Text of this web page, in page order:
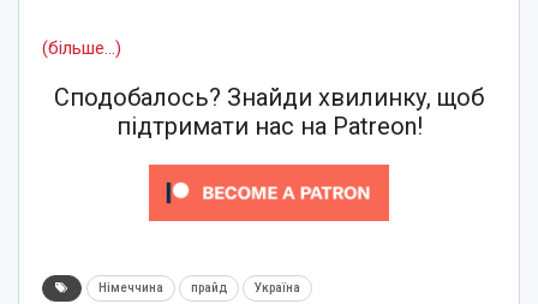
(більше…)
Сподобалось? Знайди хвилинку, щоб
підтримати нас на Patreon!
Німеччина прайд Україна